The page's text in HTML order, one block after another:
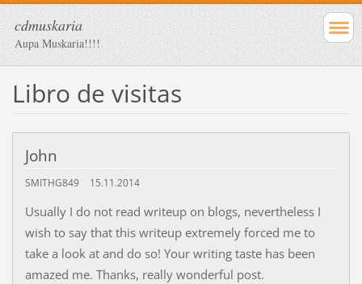
cdmuskaria
Aupa Muskaria!!!!
Libro de visitas
John
SMITHG849 15.11.2014
Usually I do not read writeup on blogs, nevertheless I
wish to say that this writeup extremely forced me to
take a look at and do so! Your writing taste has been
amazed me. Thanks, really wonderful post.